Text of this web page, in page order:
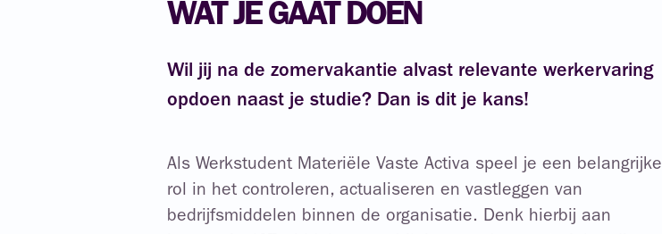
WAT JE GAAT DOEN
Wil jij na de zomervakantie alvast relevante werkervaring
opdoen naast je studie? Dan is dit je kans!
Als Werkstudent Materiële Vaste Activa speel je een belangrijke
rol in het controleren, actualiseren en vastleggen van
bedrijfsmiddelen binnen de organisatie. Denk hierbij aan